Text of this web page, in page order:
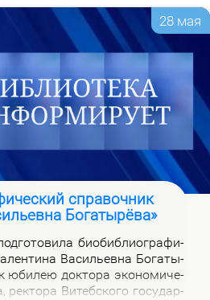
28 мая
справочник
Богатырёва»
био­биб­лио­гра­фи­
Ва­си­льев­на Бо­га­ты­
юби­лею док­то­ра эко­но­ми­че­
рек­то­ра Ви­теб­ско­го го­судар­